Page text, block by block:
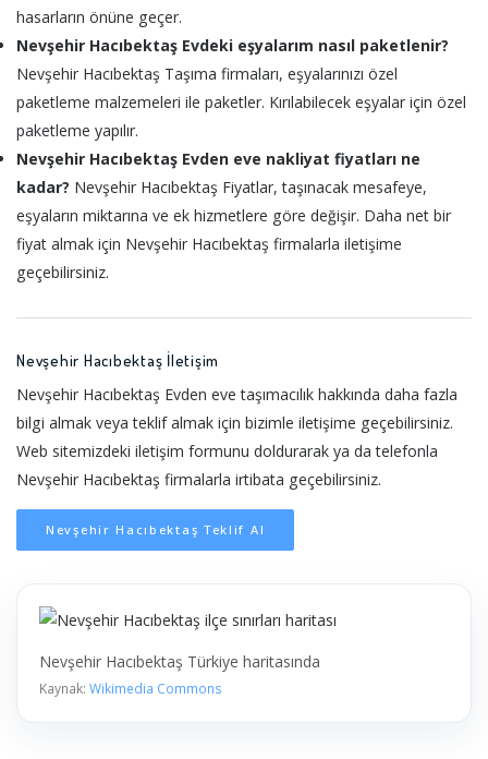
hasarların önüne geçer.
Nevşehir Hacıbektaş Evdeki eşyalarım nasıl paketlenir?
Nevşehir Hacıbektaş Taşıma firmaları, eşyalarınızı özel
paketleme malzemeleri ile paketler. Kırılabilecek eşyalar için özel
paketleme yapılır.
Nevşehir Hacıbektaş Evden eve nakliyat fiyatları ne
kadar? Nevşehir Hacıbektaş Fiyatlar, taşınacak mesafeye,
eşyaların miktarına ve ek hizmetlere göre değişir. Daha net bir
fiyat almak için Nevşehir Hacıbektaş firmalarla iletişime
geçebilirsiniz.
Nevşehir Hacıbektaş İletişim
Nevşehir Hacıbektaş Evden eve taşımacılık hakkında daha fazla
bilgi almak veya teklif almak için bizimle iletişime geçebilirsiniz.
Web sitemizdeki iletişim formunu doldurarak ya da telefonla
Nevşehir Hacıbektaş firmalarla irtibata geçebilirsiniz.
Nevşehir Hacıbektaş Teklif Al
Nevşehir Hacıbektaş Türkiye haritasında
Kaynak: Wikimedia Commons